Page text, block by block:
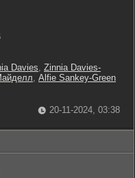
Davies, Zinnia Davies-
, Alfie Sankey-Green
20-11-2024, 03:38